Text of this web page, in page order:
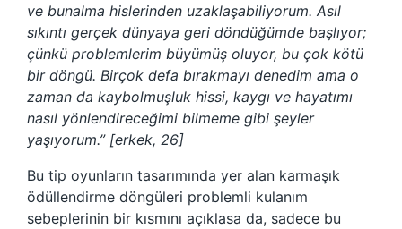
ve bunalma hislerinden uzaklaşabiliyorum. Asıl
sıkıntı gerçek dünyaya geri döndüğümde başlıyor;
çünkü problemlerim büyümüş oluyor, bu çok kötü
bir döngü. Birçok defa bırakmayı denedim ama o
zaman da kaybolmuşluk hissi, kaygı ve hayatımı
nasıl yönlendireceğimi bilmeme gibi şeyler
yaşıyorum.” [erkek, 26]
Bu tip oyunların tasarımında yer alan karmaşık
ödüllendirme döngüleri problemli kulanım
sebeplerinin bir kısmını açıklasa da, sadece bu